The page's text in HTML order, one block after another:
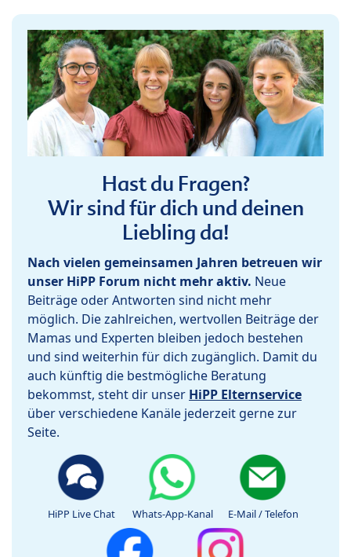
Hast du Fragen?
Wir sind für dich und deinen
Liebling da!
Nach vielen gemeinsamen Jahren betreuen wir
unser HiPP Forum nicht mehr aktiv. Neue
Beiträge oder Antworten sind nicht mehr
möglich. Die zahlreichen, wertvollen Beiträge der
Mamas und Experten bleiben jedoch bestehen
und sind weiterhin für dich zugänglich. Damit du
auch künftig die bestmögliche Beratung
bekommst, steht dir unser HiPP Elternservice
über verschiedene Kanäle jederzeit gerne zur
Seite.
HiPP Live Chat Whats-App-Kanal E-Mail / Telefon